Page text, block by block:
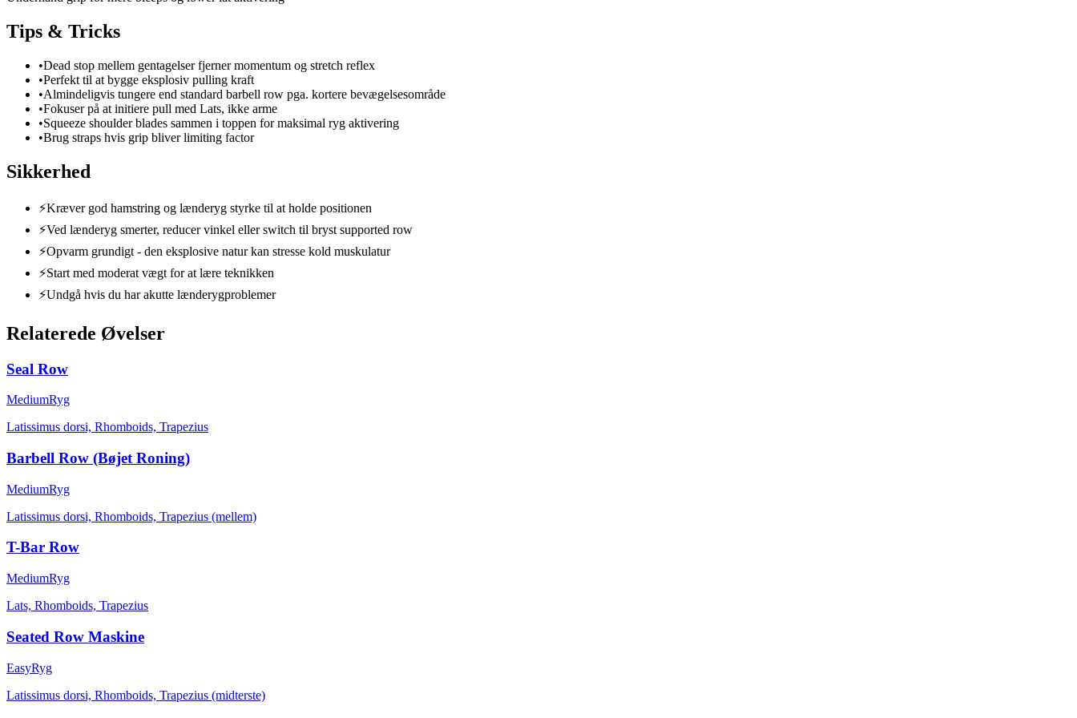
Tips & Tricks
•Dead stop mellem gentagelser fjerner momentum og stretch reflex
•Perfekt til at bygge eksplosiv pulling kraft
•Almindeligvis tungere end standard barbell row pga. kortere bevægelsesområde
•Fokuser på at initiere pull med Lats, ikke arme
•Squeeze shoulder blades sammen i toppen for maksimal ryg aktivering
•Brug straps hvis grip bliver limiting factor
Sikkerhed
⚡Kræver god hamstring og lænderyg styrke til at holde positionen
⚡Ved lænderyg smerter, reducer vinkel eller switch til bryst supported row
⚡Opvarm grundigt - den eksplosive natur kan stresse kold muskulatur
⚡Start med moderat vægt for at lære teknikken
⚡Undgå hvis du har akutte lænderygproblemer
Relaterede Øvelser
Seal Row
MediumRyg
Latissimus dorsi, Rhomboids, Trapezius
Barbell Row (Bøjet Roning)
MediumRyg
Latissimus dorsi, Rhomboids, Trapezius (mellem)
T-Bar Row
MediumRyg
Lats, Rhomboids, Trapezius
Seated Row Maskine
EasyRyg
Latissimus dorsi, Rhomboids, Trapezius (midterste)